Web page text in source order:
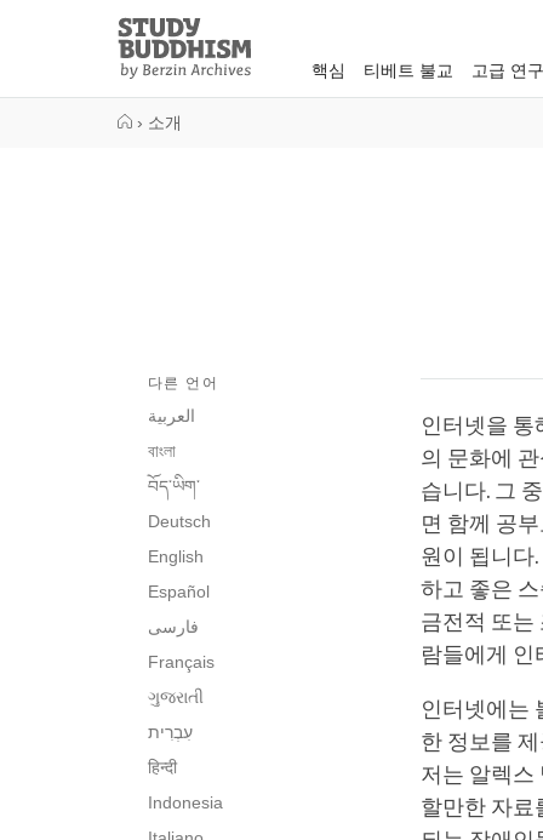
Study
Buddhism
Home
핵심 티베트 불교 고급 연구
› 소개
다른 언어
العربية
বাংলা
བོད་ཡིག་
Deutsch
English
Español
فارسی
Français
ગુજરાતી
हिन्दी
Indonesia
인터넷을 통
의 문화에
습니다. 그
면 함께 공
원이 됩니다
하고 좋은
금전적 또는
람들에게 인
인터넷에는
한 정보를
저는 알렉스
할만한 자료